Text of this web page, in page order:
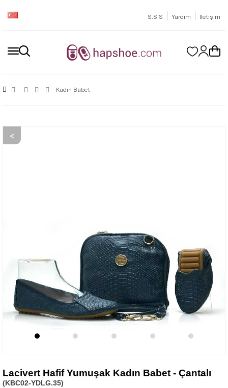
S.S.S | Yardım | İletişim
Kadın Babet
Lacivert Hafif Yumuşak Kadın Babet - Çantalı
(KBC02-YDLG.35)